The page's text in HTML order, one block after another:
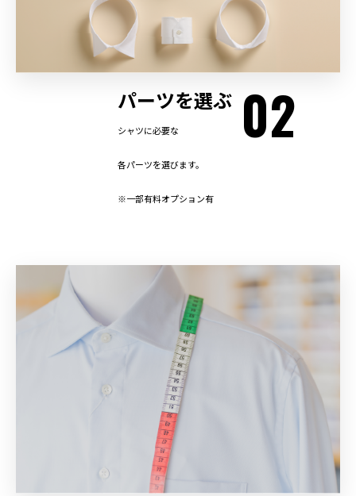
02
パーツを選ぶ
シャツに必要な
各パーツを選びます。
※一部有料オプション有